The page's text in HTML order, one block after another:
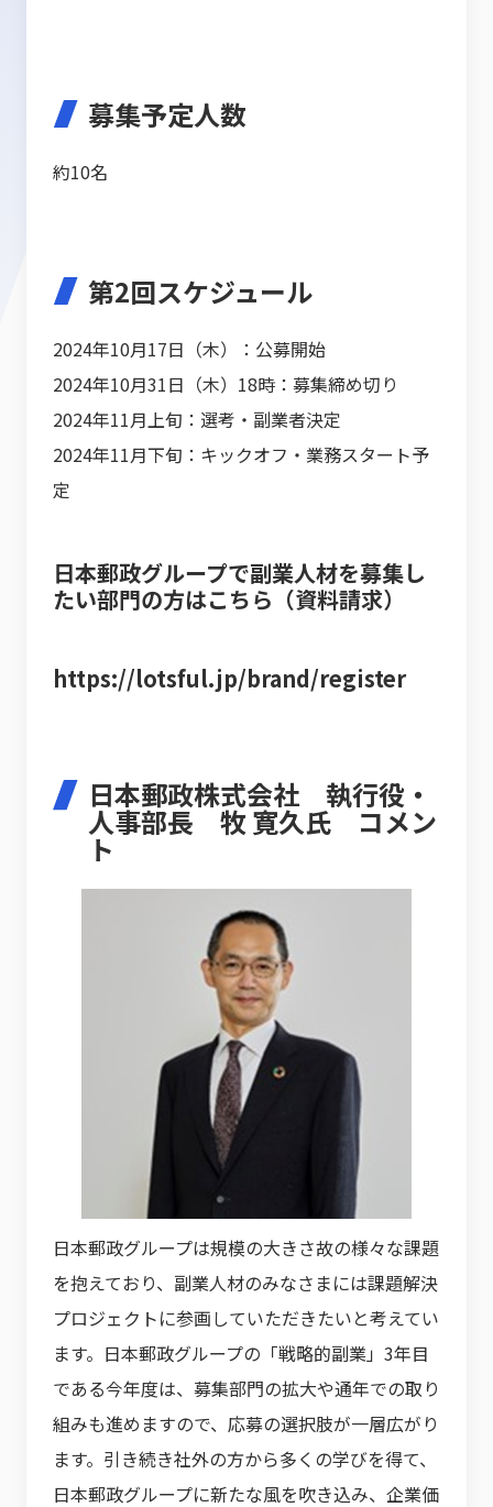
募集予定人数
約10名
第2回スケジュール
2024年10月17日（木）：公募開始
2024年10月31日（木）18時：募集締め切り
2024年11月上旬：選考・副業者決定
2024年11月下旬：キックオフ・業務スタート予
定
日本郵政グループで副業人材を募集し
たい部門の方はこちら（資料請求）
https://lotsful.jp/brand/register
日本郵政株式会社 執行役・
人事部長 牧 寛久氏 コメン
ト
日本郵政グループは規模の大きさ故の様々な課題
を抱えており、副業人材のみなさまには課題解決
プロジェクトに参画していただきたいと考えてい
ます。日本郵政グループの「戦略的副業」3年目
である今年度は、募集部門の拡大や通年での取り
組みも進めますので、応募の選択肢が一層広がり
ます。引き続き社外の方から多くの学びを得て、
日本郵政グループに新たな風を吹き込み、企業価